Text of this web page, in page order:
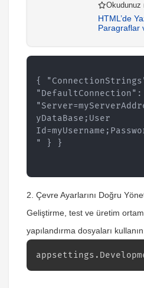
Okudunuz
HTML’de
Paragraflar
{
"DefaultConnection":
yDataBase;User
" } }
2. Çevre Ayarlarını Doğru
Geliştirme, test ve üretim
yapılandırma dosyaları